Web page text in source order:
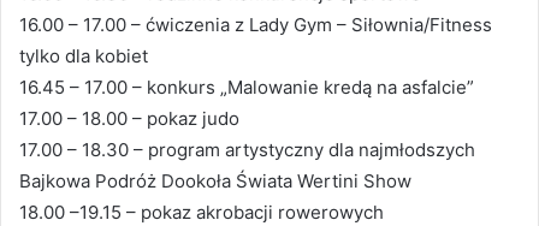
16.00 – 17.00 – ćwiczenia z Lady Gym – Siłownia/Fitness
tylko dla kobiet
16.45 – 17.00 – konkurs „Malowanie kredą na asfalcie”
17.00 – 18.00 – pokaz judo
17.00 – 18.30 – program artystyczny dla najmłodszych
Bajkowa Podróż Dookoła Świata Wertini Show
18.00 –19.15 – pokaz akrobacji rowerowych